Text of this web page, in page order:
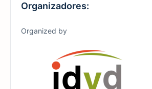
Organizadores:
Organized by